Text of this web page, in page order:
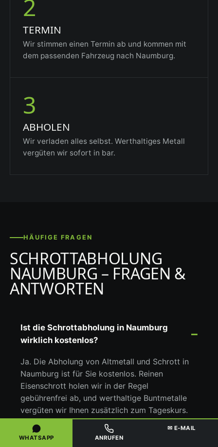
2
TERMIN
Wir stimmen einen Termin ab und kommen mit
dem passenden Fahrzeug nach Naumburg.
3
ABHOLEN
Wir verladen alles selbst. Werthaltiges Metall
vergüten wir sofort in bar.
HÄUFIGE FRAGEN
SCHROTTABHOLUNG
NAUMBURG – FRAGEN &
ANTWORTEN
Ist die Schrottabholung in Naumburg
wirklich kostenlos?
Ja. Die Abholung von Altmetall und Schrott in
Naumburg ist für Sie kostenlos. Reinen
Eisenschrott holen wir in der Regel
gebührenfrei ab, und werthaltige Buntmetalle
vergüten wir Ihnen zusätzlich zum Tageskurs.
Sie zahlen für die Abholung nichts.
WHATSAPP ANRUFEN
✉ E-MAIL